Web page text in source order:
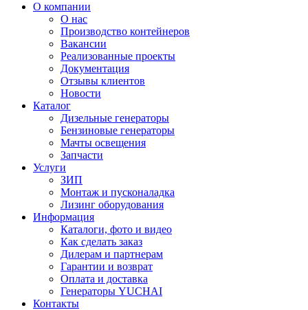
О компании
О нас
Производство контейнеров
Вакансии
Реализованные проекты
Документация
Отзывы клиентов
Новости
Каталог
Дизельные генераторы
Бензиновые генераторы
Мачты освещения
Запчасти
Услуги
ЗИП
Монтаж и пусконаладка
Лизинг оборудования
Информация
Каталоги, фото и видео
Как сделать заказ
Дилерам и партнерам
Гарантии и возврат
Оплата и доставка
Генераторы YUCHAI
Контакты